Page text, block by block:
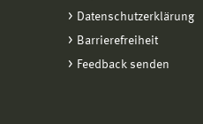
Datenschutzerklärung
Barrierefreiheit
Feedback senden